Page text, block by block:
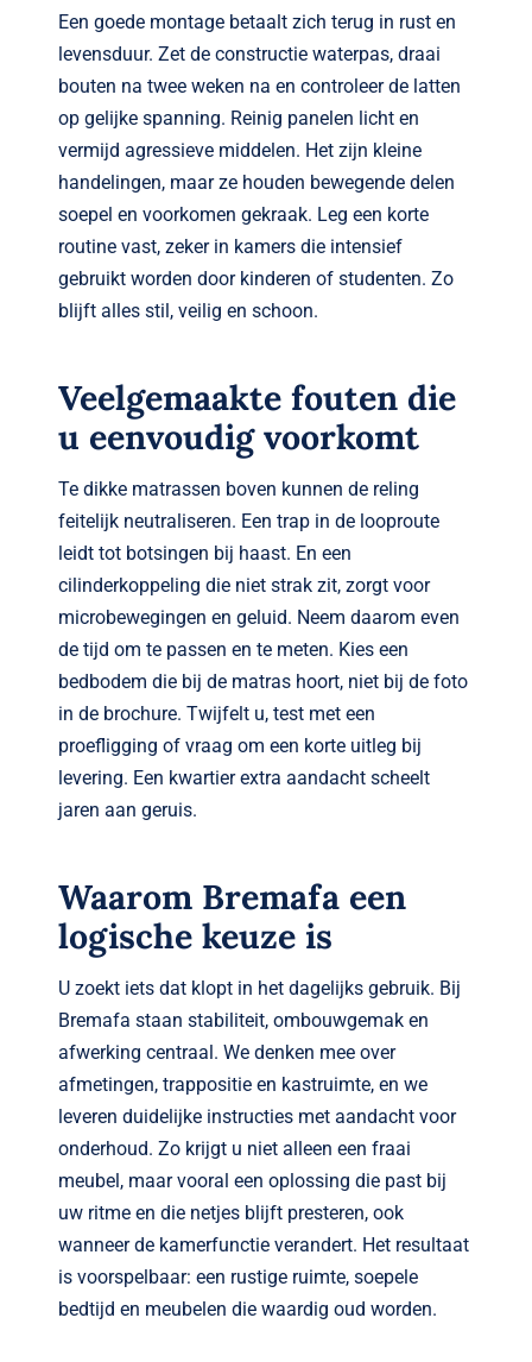
Een goede montage betaalt zich terug in rust en
levensduur. Zet de constructie waterpas, draai
bouten na twee weken na en controleer de latten
op gelijke spanning. Reinig panelen licht en
vermijd agressieve middelen. Het zijn kleine
handelingen, maar ze houden bewegende delen
soepel en voorkomen gekraak. Leg een korte
routine vast, zeker in kamers die intensief
gebruikt worden door kinderen of studenten. Zo
blijft alles stil, veilig en schoon.
Veelgemaakte fouten die
u eenvoudig voorkomt
Te dikke matrassen boven kunnen de reling
feitelijk neutraliseren. Een trap in de looproute
leidt tot botsingen bij haast. En een
cilinderkoppeling die niet strak zit, zorgt voor
microbewegingen en geluid. Neem daarom even
de tijd om te passen en te meten. Kies een
bedbodem die bij de matras hoort, niet bij de foto
in de brochure. Twijfelt u, test met een
proefligging of vraag om een korte uitleg bij
levering. Een kwartier extra aandacht scheelt
jaren aan geruis.
Waarom Bremafa een
logische keuze is
U zoekt iets dat klopt in het dagelijks gebruik. Bij
Bremafa staan stabiliteit, ombouwgemak en
afwerking centraal. We denken mee over
afmetingen, trappositie en kastruimte, en we
leveren duidelijke instructies met aandacht voor
onderhoud. Zo krijgt u niet alleen een fraai
meubel, maar vooral een oplossing die past bij
uw ritme en die netjes blijft presteren, ook
wanneer de kamerfunctie verandert. Het resultaat
is voorspelbaar: een rustige ruimte, soepele
bedtijd en meubelen die waardig oud worden.